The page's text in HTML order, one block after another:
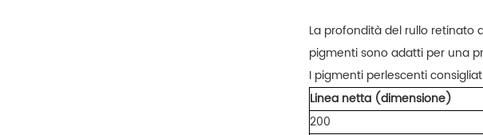
La profondità del rullo retinato
pigmenti sono adatti per una
I pigmenti perlescenti
Linea netta (dimensione)
200